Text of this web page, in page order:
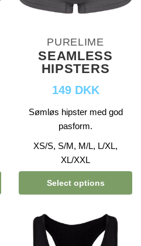
PURELIME
SEAMLESS
HIPSTERS
149 DKK
Sømløs hipster med god
pasform.
XS/S, S/M, M/L, L/XL,
XL/XXL
Select options